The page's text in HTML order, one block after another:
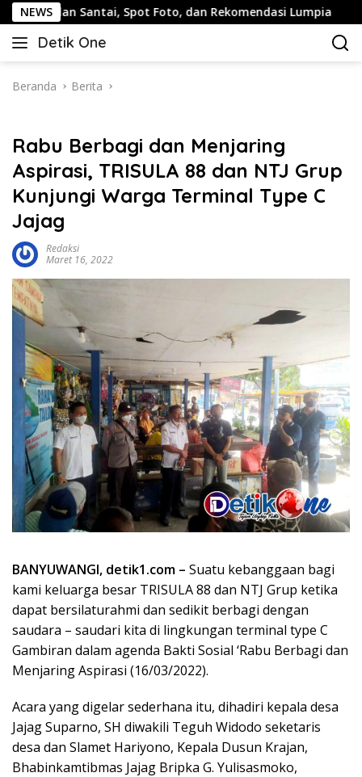
Langsung
ke
konten
NEWS
Santai, Spot Foto, dan Rekomendasi Lumpia
Detik One
Tajam
Fakta
Beranda Berita
Rabu Berbagi dan Menjaring
Aspirasi, TRISULA 88 dan NTJ Grup
Kunjungi Warga Terminal Type C
Jajag
Redaksi
Maret 16, 2022
BANYUWANGI, detik1.com – Suatu kebanggaan bagi
kami keluarga besar TRISULA 88 dan NTJ Grup ketika
dapat bersilaturahmi dan sedikit berbagi dengan
saudara – saudari kita di lingkungan terminal type C
Gambiran dalam agenda Bakti Sosial ‘Rabu Berbagi dan
Menjaring Aspirasi (16/03/2022).
Acara yang digelar sederhana itu, dihadiri kepala desa
Jajag Suparno, SH diwakili Teguh Widodo seketaris
desa dan Slamet Hariyono, Kepala Dusun Krajan,
Bhabinkamtibmas Jajag Bripka G. Yulisasmoko,